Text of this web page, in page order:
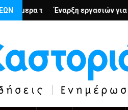
Αρμένιους; – Ο Άρμιν Βέγκνερ
Έναρξη εργασιών για το ΚέντροΑπό τον